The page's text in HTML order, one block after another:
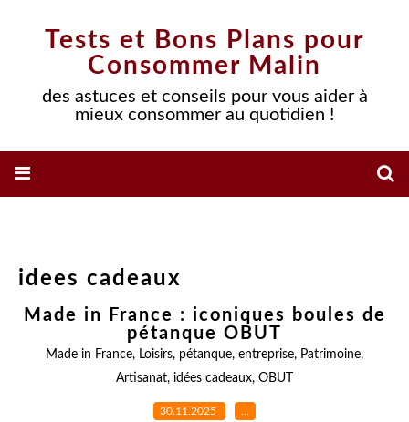
Tests et Bons Plans pour
Consommer Malin
des astuces et conseils pour vous aider à
mieux consommer au quotidien !
idees cadeaux
Made in France : iconiques boules de
pétanque OBUT
Made in France, Loisirs, pétanque, entreprise, Patrimoine,
Artisanat, idées cadeaux, OBUT
30.11.2025 …